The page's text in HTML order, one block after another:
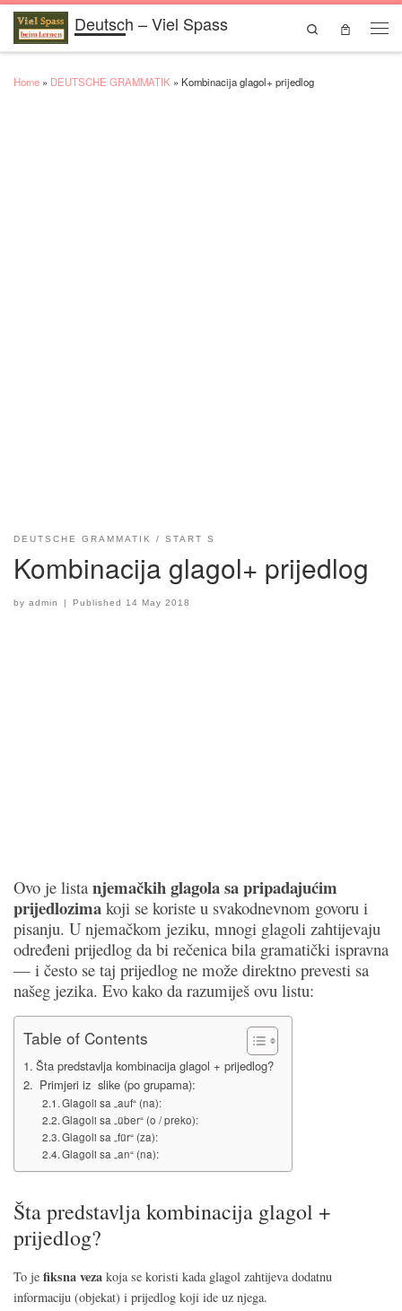
Skip to contentDeutsch – Viel Spass
Search
Home » DEUTSCHE GRAMMATIK » Kombinacija glagol+ prijedlog
DEUTSCHE GRAMMATIK START S
Kombinacija glagol+ prijedlog
by admin Published14 May 2018
Ovo je lista njemačkih glagola sa pripadajućim
prijedlozima koji se koriste u svakodnevnom govoru i
pisanju. U njemačkom jeziku, mnogi glagoli zahtijevaju
određeni prijedlog da bi rečenica bila gramatički ispravna
— i često se taj prijedlog ne može direktno prevesti sa
našeg jezika. Evo kako da razumiješ ovu listu:
Table of Contents
Šta predstavlja kombinacija glagol + prijedlog?
Primjeri iz slike (po grupama):
Glagoli sa „auf“ (na):
Glagoli sa „über“ (o / preko):
Glagoli sa „für“ (za):
Glagoli sa „an“ (na):
Šta predstavlja kombinacija glagol +
prijedlog?
To je fiksna veza koja se koristi kada glagol zahtijeva dodatnu
informaciju (objekat) i prijedlog koji ide uz njega.